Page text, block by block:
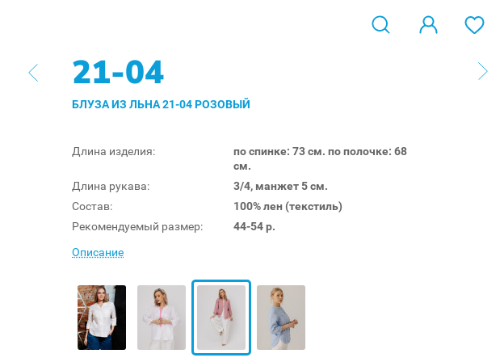
21-04
БЛУЗА ИЗ ЛЬНА 21-04 РОЗОВЫЙ
Длина изделия:
по спинке: 73 см. по полочке: 68
см.
Длина рукава:
3/4, манжет 5 см.
Состав:
100% лен (текстиль)
Рекомендуемый размер:
44-54 р.
Описание